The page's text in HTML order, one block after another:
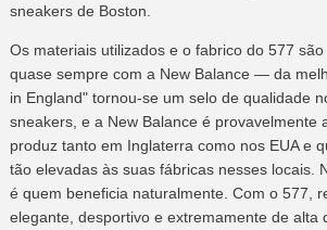
sneakers de Boston.
Os materiais utilizados e o fabrico do 577
quase sempre com a New Balance — da
in England" tornou-se um selo de qualidade
sneakers, e a New Balance é provavelmente
produz tanto em Inglaterra como nos EUA e
tão elevadas às suas fábricas nesses locais.
é quem beneficia naturalmente. Com o 577,
elegante, desportivo e extremamente de alta